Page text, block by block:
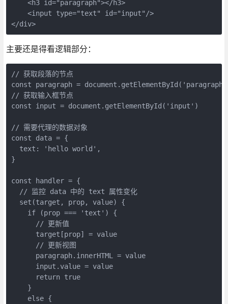
    <h3 id="paragraph"></h3>
    <input type="text" id="input"/>
</div>
主要还是得看逻辑部分：
// 获取段落的节点
const paragraph =
// 获取输入框节点
const input = document.getElementById('input')
// 需要代理的数据对象
const data = {
  text: 'hello world',
}
const handler = {
  // 监控 data 中的 text 属性变化
  set(target, prop, value) {
    if (prop === 'text') {
      // 更新值
      target[prop] = value
      // 更新视图
      paragraph.innerHTML = value
      input.value = value
      return true
    }
    else {